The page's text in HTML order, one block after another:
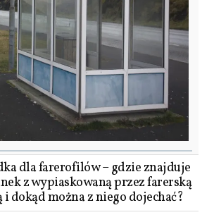
dla farerofilów – gdzie znajduje
z wypiaskowaną przez farerską
dokąd można z niego dojechać?